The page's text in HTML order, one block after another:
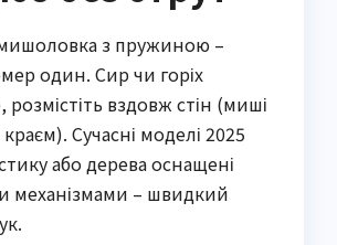
з пружиною –
один. Сир чи горіх
вздовж стін (миші
Сучасні моделі 2025
або дерева оснащені
механізмами – швидкий